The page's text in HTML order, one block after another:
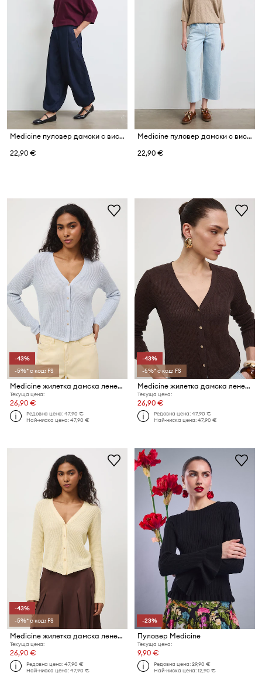
Medicine пуловер дамски с вискоза
22,90 €
Medicine пуловер дамски с вискоза
22,90 €
-43%
-5%* с код: FS
Medicine жилетка дамска ленена
Текуща цена:
26,90 €
Редовна цена:47,90 €
Най-ниска цена:47,90 €
-43%
-5%* с код: FS
Medicine жилетка дамска ленена
Текуща цена:
26,90 €
Редовна цена:47,90 €
Най-ниска цена:47,90 €
-43%
-5%* с код: FS
Medicine жилетка дамска ленена
Текуща цена:
26,90 €
Редовна цена:47,90 €
Най-ниска цена:47,90 €
-23%
Пуловер Medicine
Текуща цена:
9,90 €
Редовна цена:29,90 €
Най-ниска цена:12,90 €